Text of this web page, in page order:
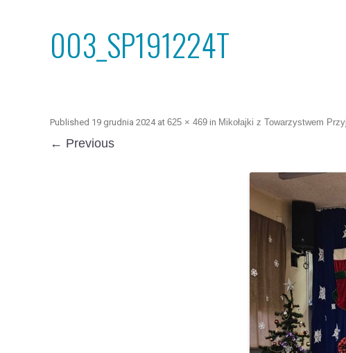
003_SP191224T
Published 19 grudnia 2024at 625 × 469 in Mikołajki z Towarzystwem
← Previous